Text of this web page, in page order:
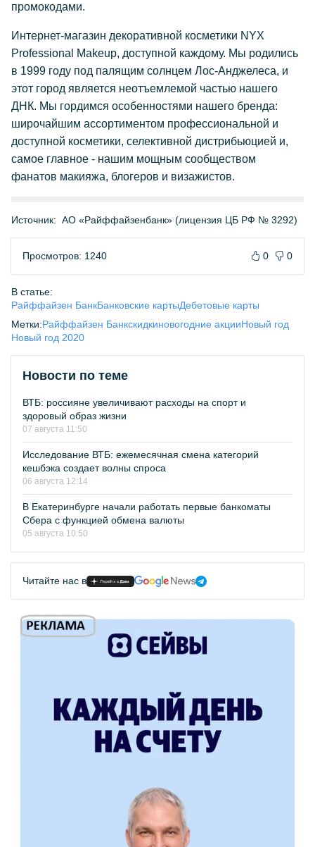
промокодами.
Интернет-магазин декоративной косметики NYX
Professional Makeup, доступной каждому. Мы родились
в 1999 году под палящим солнцем Лос-Анджелеса, и
этот город является неотъемлемой частью нашего
ДНК. Мы гордимся особенностями нашего бренда:
широчайшим ассортиментом профессиональной и
доступной косметики, селективной дистрибьюцией и,
самое главное - нашим мощным сообществом
фанатов макияжа, блогеров и визажистов.
Источник: АО «Райффайзенбанк» (лицензия ЦБ РФ № 3292)
Просмотров: 1240 0 0
В статье:
Райффайзен БанкБанковские картыДебетовые карты
Метки:Райффайзен Банкскидкиновогодние акцииНовый год
Новый год 2020
Новости по теме
ВТБ: россияне увеличивают расходы на спорт и
здоровый образ жизни
07 августа 11:50
Исследование ВТБ: ежемесячная смена категорий
кешбэка создает волны спроса
06 августа 12:14
В Екатеринбурге начали работать первые банкоматы
Сбера с функцией обмена валюты
05 августа 10:50
Читайте нас в